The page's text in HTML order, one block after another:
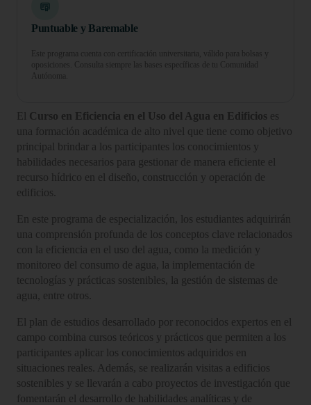
Puntuable y Baremable
Este programa cuenta con certificación universitaria, válido para bolsas y
oposiciones. Consulta siempre las bases específicas de tu Comunidad
Autónoma.
El Curso en Eficiencia en el Uso del Agua en Edificios es
una formación académica de alto nivel que tiene como objetivo
principal brindar a los participantes los conocimientos y
habilidades necesarios para gestionar de manera eficiente el
recurso hídrico en el diseño, construcción y operación de
edificios.
En este programa de especialización, los estudiantes adquirirán
una comprensión profunda de los conceptos clave relacionados
con la eficiencia en el uso del agua, como la medición y
monitoreo del consumo de agua, la implementación de
tecnologías y prácticas sostenibles, la gestión de sistemas de
agua, entre otros.
El plan de estudios desarrollado por reconocidos expertos en el
campo combina cursos teóricos y prácticos que permiten a los
participantes aplicar los conocimientos adquiridos en
situaciones reales. Además, se realizarán visitas a edificios
sostenibles y se llevarán a cabo proyectos de investigación que
fomentarán el desarrollo de habilidades analíticas y de